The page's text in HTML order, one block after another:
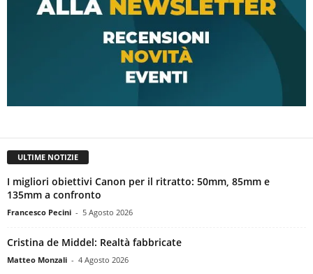
ULTIME NOTIZIE
I migliori obiettivi Canon per il ritratto: 50mm, 85mm e
135mm a confronto
Francesco Pecini - 5 Agosto 2026
Cristina de Middel: Realtà fabbricate
Matteo Monzali - 4 Agosto 2026